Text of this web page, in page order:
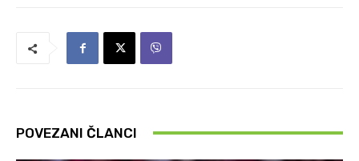
POVEZANI ČLANCI